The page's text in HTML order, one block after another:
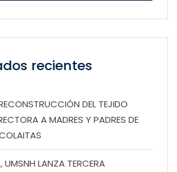
recientes
DEL TEJIDO
A MADRES Y PADRES DE
UMSNH LANZA TERCERA